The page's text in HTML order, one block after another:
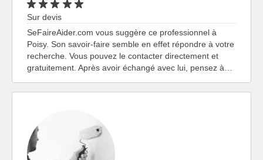
Sur devis
SeFaireAider.com vous suggère ce professionnel à
Poisy. Son savoir-faire semble en effet répondre à votre
recherche. Vous pouvez le contacter directement et
gratuitement. Après avoir échangé avec lui, pensez à…